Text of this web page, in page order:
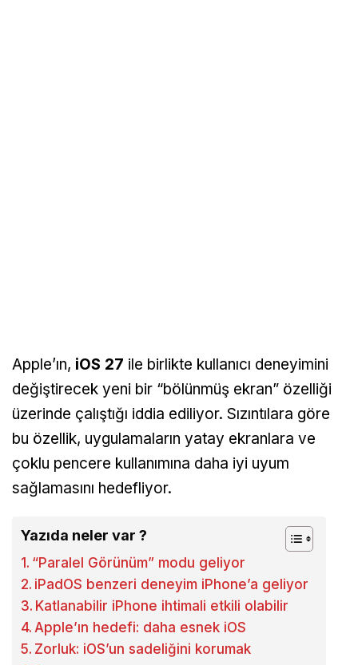
Apple’ın, iOS 27 ile birlikte kullanıcı deneyimini
değiştirecek yeni bir “bölünmüş ekran” özelliği
üzerinde çalıştığı iddia ediliyor. Sızıntılara göre
bu özellik, uygulamaların yatay ekranlara ve
çoklu pencere kullanımına daha iyi uyum
sağlamasını hedefliyor.
Yazıda neler var ?
“Paralel Görünüm” modu geliyor
iPadOS benzeri deneyim iPhone’a geliyor
Katlanabilir iPhone ihtimali etkili olabilir
Apple’ın hedefi: daha esnek iOS
Zorluk: iOS’un sadeliğini korumak